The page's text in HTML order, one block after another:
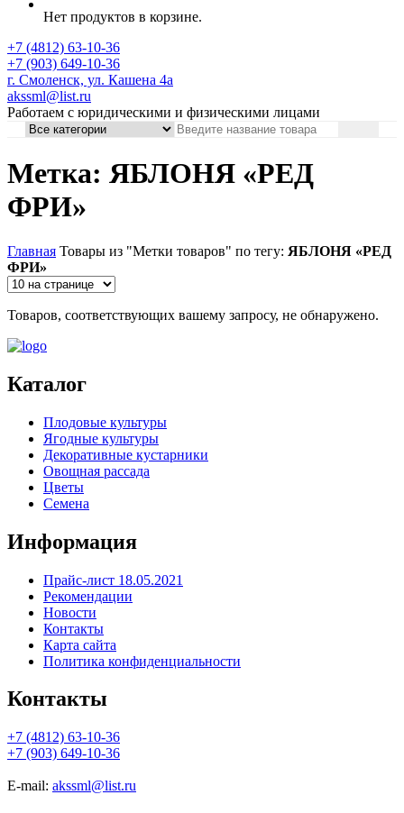
Нет продуктов в корзине.
+7 (4812) 63-10-36
+7 (903) 649-10-36
г. Смоленск, ул. Кашена 4а
akssml@list.ru
Работаем с юридическими и физическими лицами
Метка: ЯБЛОНЯ «РЕД
ФРИ»
Главная Товары из "Метки товаров" по тегу: ЯБЛОНЯ «РЕД
ФРИ»
Товаров, соответствующих вашему запросу, не обнаружено.
Каталог
Плодовые культуры
Ягодные культуры
Декоративные кустарники
Овощная рассада
Цветы
Семена
Информация
Прайс-лист 18.05.2021
Рекомендации
Новости
Контакты
Карта сайта
Политика конфиденциальности
Контакты
+7 (4812) 63-10-36
+7 (903) 649-10-36
E-mail: akssml@list.ru